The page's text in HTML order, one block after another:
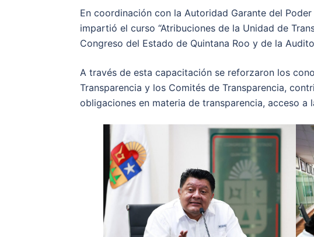
En coordinación con la Autoridad Garante del
impartió el curso “Atribuciones de la Unidad de
Congreso del Estado de Quintana Roo y de la
A través de esta capacitación se reforzaron los
Transparencia y los Comités de Transparencia,
obligaciones en materia de transparencia, acceso